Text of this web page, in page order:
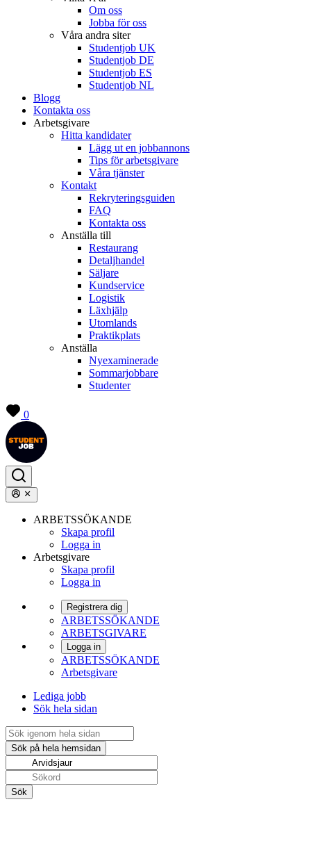
Om oss
Jobba för oss
Våra andra siter
Studentjob UK
Studentjob DE
Studentjob ES
Studentjob NL
Blogg
Kontakta oss
Arbetsgivare
Hitta kandidater
Lägg ut en jobbannons
Tips för arbetsgivare
Våra tjänster
Kontakt
Rekryteringsguiden
FAQ
Kontakta oss
Anställa till
Restaurang
Detaljhandel
Säljare
Kundservice
Logistik
Läxhjälp
Utomlands
Praktikplats
Anställa
Nyexaminerade
Sommarjobbare
Studenter
0
ARBETSSÖKANDE
Skapa profil
Logga in
Arbetsgivare
Skapa profil
Logga in
Registrera dig
ARBETSSÖKANDE
ARBETSGIVARE
Logga in
ARBETSSÖKANDE
Arbetsgivare
Lediga jobb
Sök hela sidan